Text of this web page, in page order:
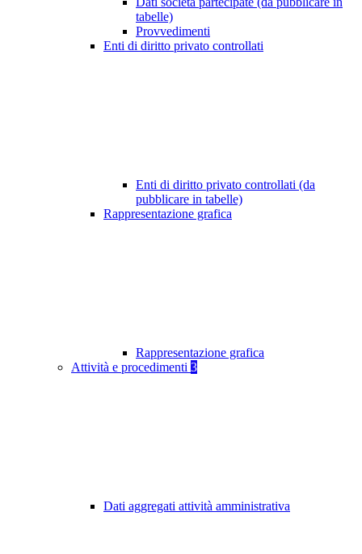
tabelle)
Provvedimenti
Enti di diritto privato controllati
Enti di diritto privato controllati (da
pubblicare in tabelle)
Rappresentazione grafica
Rappresentazione grafica
Attività e procedimenti 3
Dati aggregati attività amministrativa